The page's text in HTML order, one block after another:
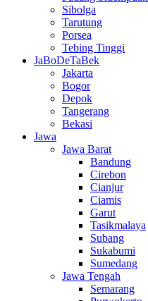
Sibolga
Tarutung
Porsea
Tebing Tinggi
JaBoDeTaBek
Jakarta
Bogor
Depok
Tangerang
Bekasi
Jawa
Jawa Barat
Bandung
Cirebon
Cianjur
Ciamis
Garut
Tasikmalaya
Subang
Sukabumi
Sumedang
Jawa Tengah
Semarang